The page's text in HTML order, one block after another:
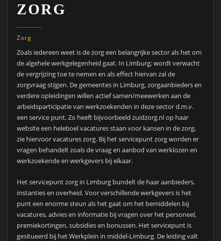
ZORG
Zorg
Zoals iedereen weet is de zorg een belangrijke sector als het om
de algehele werkgelegenheid gaat. In Limburg;wordt verwacht
de vergrijzing toe te nemen en als effect hiervan zal de
zorgvraag stijgen. De gemeentes in Limburg, zorgaanbieders en
verdere opleidingen willen actief samen/meewerken aan de
arbeidsparticipatie van werkzoekenden in deze sector d.m.v.
een service punt. Zo heeft bijvoorbeeld zuidzorg.nl op haar
website een heleboel vacatures staan voor kansen in de zorg,
zie hiervoor vacatures zorg. Bij het servicepunt zorg worden er
vragen behandelt zoals de vraag en aanbod van werklozen en
werkzoekende en werkgevers bij elkaar.
Het servicepunt zorg in Limburg bundelt de haar aanbieders,
instanties en overheid. Voor verschillende werkgevers is het
punt een enorme steun als het gaat om het bemiddelen bij
vacatures, advies en informatie bij vragen over het personeel,
premiekortingen, subsidies en bonussen. Het servicepunt is
gesitueerd bij het Werkplein in middel-Limburg. De leiding valt